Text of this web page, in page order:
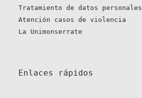
Tratamiento de datos personales
Atención casos de violencia
La Unimonserrate
Enlaces rápidos